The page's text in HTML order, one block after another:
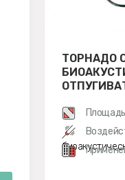
ТОРНАДО